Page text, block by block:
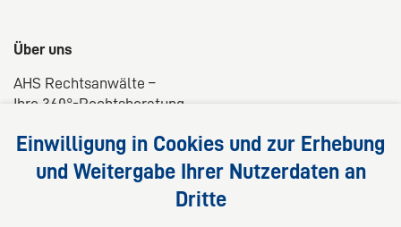
Über uns
AHS Rechtsanwälte –
Ihre 360°-Rechtsberatung
praxisnahe Lösungen für Ihre Rechtsfragen.
Einwilligung in Cookies und zur Erhebung
und Weitergabe Ihrer Nutzerdaten an
Dritte